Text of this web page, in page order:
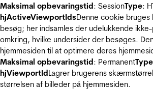
Maksimal opbevaringstid: SessionType:
hjActiveViewportIdsDenne cookie
besøg; her indsamles der udelukkende
omkring, hvilke undersider der besøges.
hjemmesiden til at optimere deres
Maksimal opbevaringstid: PermanentType
hjViewportIdLagrer brugerens
størrelsen af billeder på hjemmesiden.